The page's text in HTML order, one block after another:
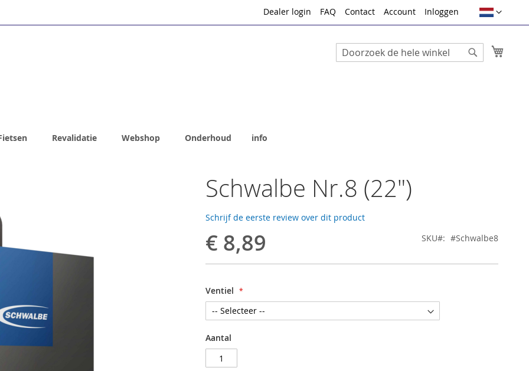
Taal
Dealer login FAQ Contact Account Inloggen
Search
Revalidatie Webshop Onderhoud info
Schwalbe Nr.8 (22")
Schrijf de eerste review over dit product
€ 8,89 SKU #Schwalbe8
Ventiel
Aantal